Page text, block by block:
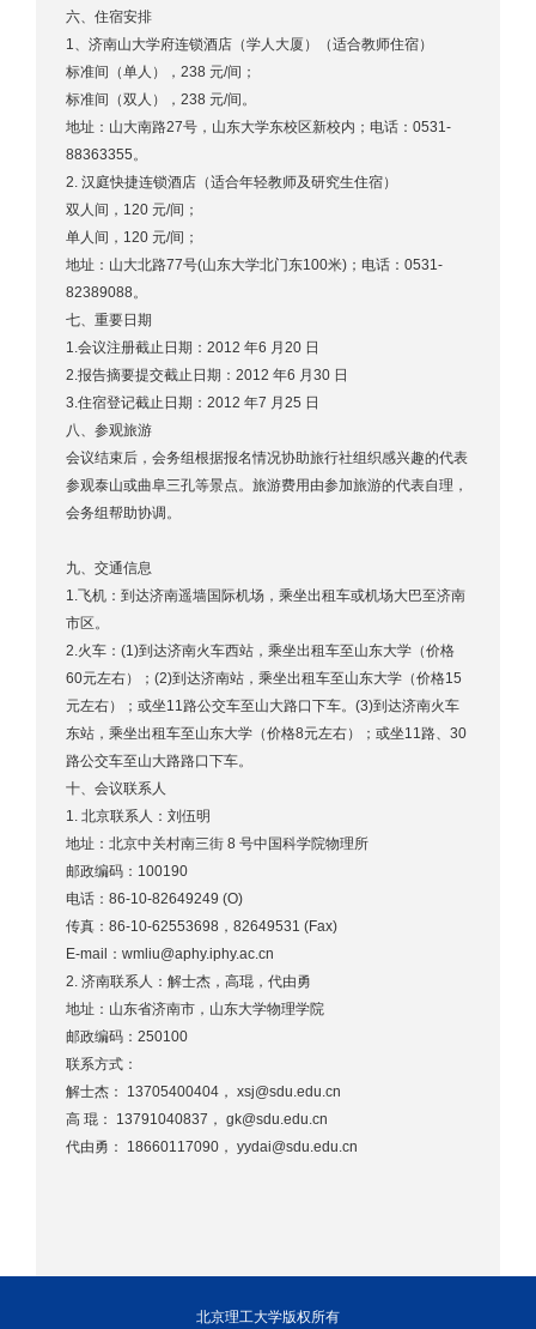
六、住宿安排
1、济南山大学府连锁酒店（学人大厦）（适合教师住宿）
标准间（单人），238 元/间；
标准间（双人），238 元/间。
地址：山大南路27号，山东大学东校区新校内；电话：0531-
88363355。
2. 汉庭快捷连锁酒店（适合年轻教师及研究生住宿）
双人间，120 元/间；
单人间，120 元/间；
地址：山大北路77号(山东大学北门东100米)；电话：0531-
82389088。
七、重要日期
1.会议注册截止日期：2012 年6 月20 日
2.报告摘要提交截止日期：2012 年6 月30 日
3.住宿登记截止日期：2012 年7 月25 日
八、参观旅游
会议结束后，会务组根据报名情况协助旅行社组织感兴趣的代表
参观泰山或曲阜三孔等景点。旅游费用由参加旅游的代表自理，
会务组帮助协调。
九、交通信息
1.飞机：到达济南遥墙国际机场，乘坐出租车或机场大巴至济南
市区。
2.火车：(1)到达济南火车西站，乘坐出租车至山东大学（价格
60元左右）；(2)到达济南站，乘坐出租车至山东大学（价格15
元左右）；或坐11路公交车至山大路口下车。(3)到达济南火车
东站，乘坐出租车至山东大学（价格8元左右）；或坐11路、30
路公交车至山大路路口下车。
十、会议联系人
1. 北京联系人：刘伍明
地址：北京中关村南三街 8 号中国科学院物理所
邮政编码：100190
电话：86-10-82649249 (O)
传真：86-10-62553698，82649531 (Fax)
E-mail： wmliu@aphy.iphy.ac.cn
2. 济南联系人：解士杰，高琨，代由勇
地址：山东省济南市，山东大学物理学院
邮政编码：250100
联系方式：
解士杰： 13705400404， xsj@sdu.edu.cn
高 琨： 13791040837， gk@sdu.edu.cn
代由勇： 18660117090， yydai@sdu.edu.cn
北京理工大学版权所有